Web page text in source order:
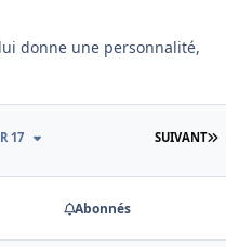
donne une personnalité,
SUIVANT
17
Abonnés